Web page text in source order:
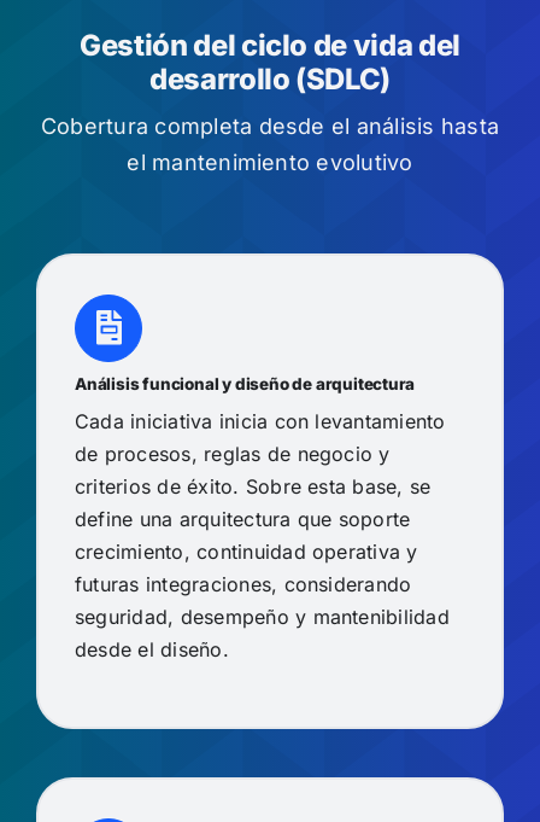
Gestión del ciclo de vida del
desarrollo (SDLC)
Cobertura completa desde el análisis hasta
el mantenimiento evolutivo
Análisis funcional y diseño de arquitectura
Cada iniciativa inicia con levantamiento
de procesos, reglas de negocio y
criterios de éxito. Sobre esta base, se
define una arquitectura que soporte
crecimiento, continuidad operativa y
futuras integraciones, considerando
seguridad, desempeño y mantenibilidad
desde el diseño.